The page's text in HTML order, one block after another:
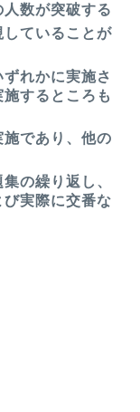
数が突破する
ていることが
れかに実施さ
するところも
であり、他の
の繰り返し、
実際に交番な